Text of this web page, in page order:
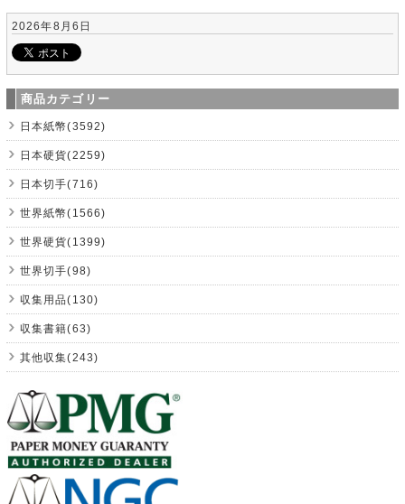
2026年8月6日
商品カテゴリー
日本紙幣(3592)
日本硬貨(2259)
日本切手(716)
世界紙幣(1566)
世界硬貨(1399)
世界切手(98)
収集用品(130)
収集書籍(63)
其他収集(243)